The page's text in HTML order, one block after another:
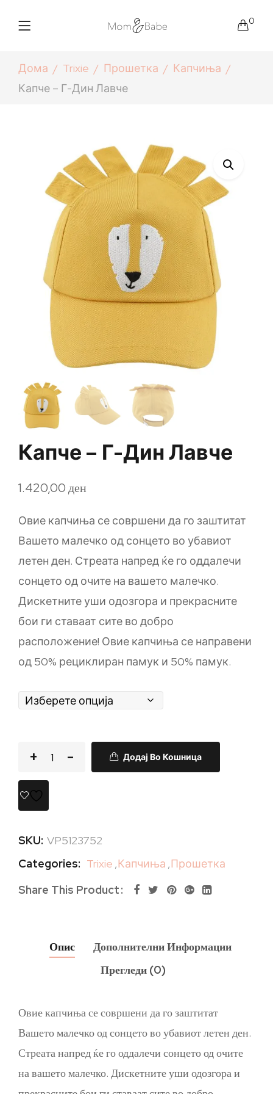
0
Дома Trixie Прошетка
Капчиња
Капче – Г-Дин Лавче
Капче – Г-Дин Лавче
1.420,00ден
Овие капчиња се совршени да го заштитат
Вашето малечко од сонцето во убавиот
летен ден. Стреата напред ќе го оддалечи
сонцето од очите на вашето малечко.
Дискетните уши одозгора и прекрасните
бои ги ставаат сите во добро
расположение! Овие капчиња се направени
од 50% рециклиран памук и 50% памук.
Додај Во Кошница
SKU: VP5123752
Categories: Trixie ,Капчиња ,Прошетка
Share This Product
Опис
Дополнителни Информации
Прегледи (0)
Овие капчиња се совршени да го заштитат
Вашето малечко од сонцето во убавиот летен ден.
Стреата напред ќе го оддалечи сонцето од очите
на вашето малечко. Дискетните уши одозгора и